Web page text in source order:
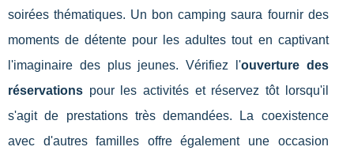
soirées thématiques. Un bon camping saura fournir des
moments de détente pour les adultes tout en captivant
l'imaginaire des plus jeunes. Vérifiez l'ouverture des
réservations pour les activités et réservez tôt lorsqu'il
s'agit de prestations très demandées. La coexistence
avec d'autres familles offre également une occasion